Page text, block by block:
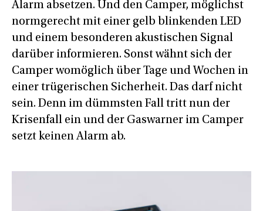
Alarm absetzen. Und den Camper, möglichst
normgerecht mit einer gelb blinkenden LED
und einem besonderen akustischen Signal
darüber informieren. Sonst wähnt sich der
Camper womöglich über Tage und Wochen in
einer trügerischen Sicherheit. Das darf nicht
sein. Denn im dümmsten Fall tritt nun der
Krisenfall ein und der Gaswarner im Camper
setzt keinen Alarm ab.